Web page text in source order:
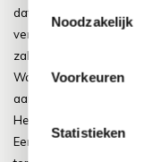
Noodzakelijk
Voorkeuren
Statistieken
dat je leert begrijpen
verkeerde grond staat,
zal laten zien dat hij het
Wanneer je leert kijken
aanwijzingen in plaats
Het mooiste van
Een plant die